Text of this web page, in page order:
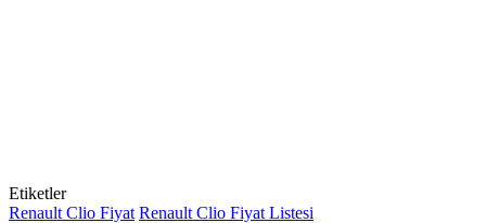
Etiketler
Renault Clio Fiyat Renault Clio Fiyat Listesi